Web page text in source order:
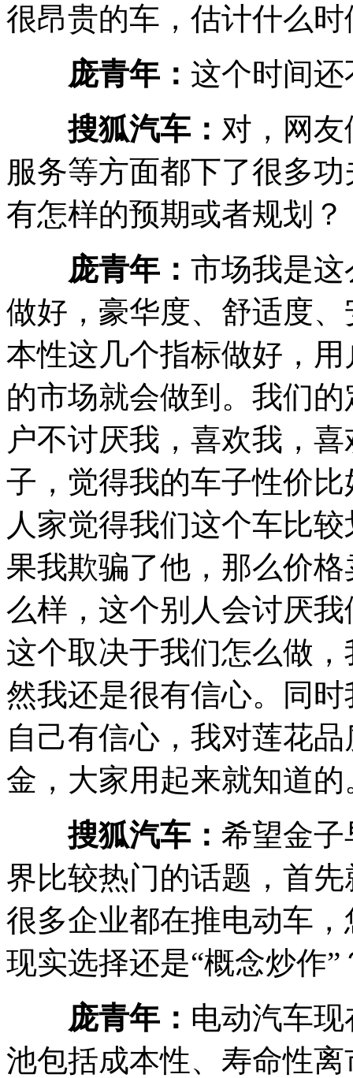
很昂贵的车，估计什么
庞青年： 这个时间
搜狐汽车： 对，网
服务等方面都下了很多
有怎样的预期或者规划？
庞青年： 市场我是
做好，豪华度、舒适度
本性这几个指标做好，
的市场就会做到。我们
户不讨厌我，喜欢我，
子，觉得我的车子性价
人家觉得我们这个车比
果我欺骗了他，那么价
么样，这个别人会讨厌
这个取决于我们怎么做
然我还是很有信心。同
自己有信心，我对莲花
金，大家用起来就知道的
搜狐汽车： 希望金
界比较热门的话题，首
很多企业都在推电动车
现实选择还是“概念炒作”
庞青年： 电动汽车
池包括成本性、寿命性